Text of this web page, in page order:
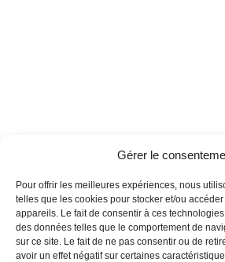
Gérer le
Pour offrir les meilleures expériences, nous
telles que les cookies pour stocker et/ou
appareils. Le fait de consentir à ces
des données telles que le comportement de
sur ce site. Le fait de ne pas consentir ou de
avoir un effet négatif sur certaines